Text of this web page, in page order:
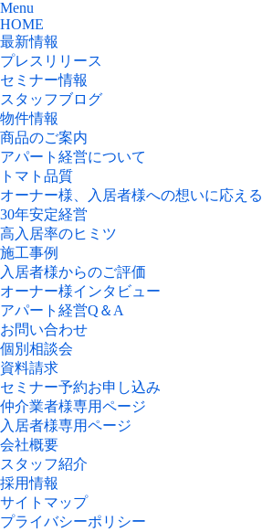
Menu
HOME
最新情報
プレスリリース
セミナー情報
スタッフブログ
物件情報
商品のご案内
アパート経営について
トマト品質
オーナー様、入居者様への想いに応える
30年安定経営
高入居率のヒミツ
施工事例
入居者様からのご評価
オーナー様インタビュー
アパート経営Q＆A
お問い合わせ
個別相談会
資料請求
セミナー予約お申し込み
仲介業者様専用ページ
入居者様専用ページ
会社概要
スタッフ紹介
採用情報
サイトマップ
プライバシーポリシー